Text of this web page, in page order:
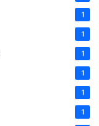
1
1
1
1
1
1